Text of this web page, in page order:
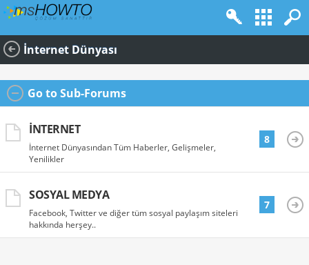
İnternet Dünyası
Go to Sub-Forums
İNTERNET
İnternet Dünyasından Tüm Haberler, Gelişmeler,
Yenilikler
8
SOSYAL MEDYA
Facebook, Twitter ve diğer tüm sosyal paylaşım siteleri
hakkında herşey..
7